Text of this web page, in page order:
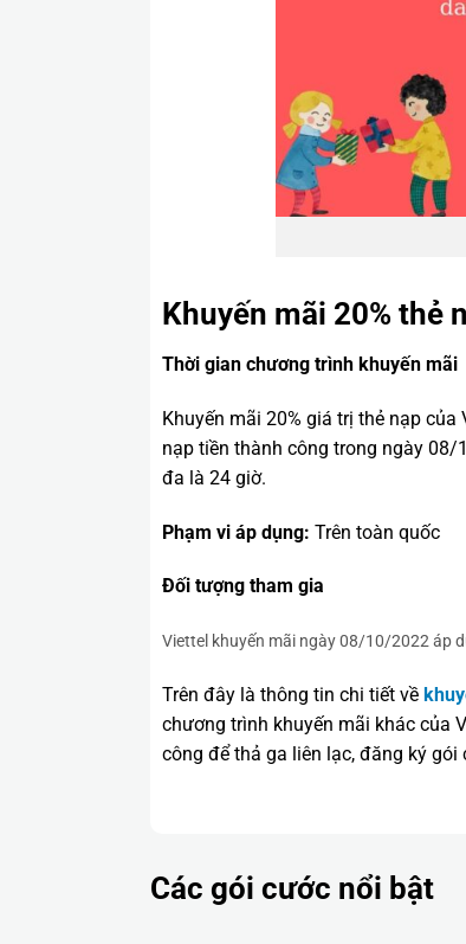
Khuyến mãi 20% thẻ
Thời gian chương trình khuyến mãi
Khuyến mãi 20% giá trị thẻ nạp
nạp tiền thành công trong ngày
đa là 24 giờ.
Phạm vi áp dụng: Trên toàn quốc
Đối tượng tham gia
Viettel khuyến mãi ngày 08/10/2022 áp
Trên đây là thông tin chi tiết về
chương trình khuyến mãi khác của
công để thả ga liên lạc, đăng ký
Các gói cước nổi bật